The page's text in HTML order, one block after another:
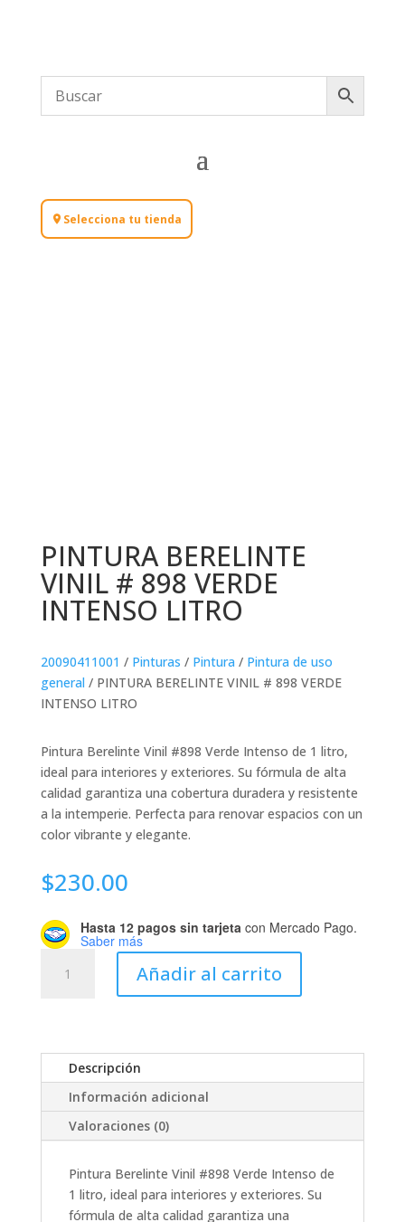
Selecciona tu tienda
PINTURA BERELINTE
VINIL # 898 VERDE
INTENSO LITRO
20090411001 / Pinturas / Pintura / Pintura de uso
general / PINTURA BERELINTE VINIL # 898 VERDE
INTENSO LITRO
Pintura Berelinte Vinil #898 Verde Intenso de 1 litro,
ideal para interiores y exteriores. Su fórmula de alta
calidad garantiza una cobertura duradera y resistente
a la intemperie. Perfecta para renovar espacios con un
color vibrante y elegante.
$230.00
Hasta 12 pagos sin tarjetacon Mercado Pago.
Saber más
BERELINTE
VERDE
INTENSO
LITRO
cantidad
Añadir al carrito
Descripción
Información adicional
Valoraciones (0)
Pintura Berelinte Vinil #898 Verde Intenso de
1 litro, ideal para interiores y exteriores. Su
fórmula de alta calidad garantiza una